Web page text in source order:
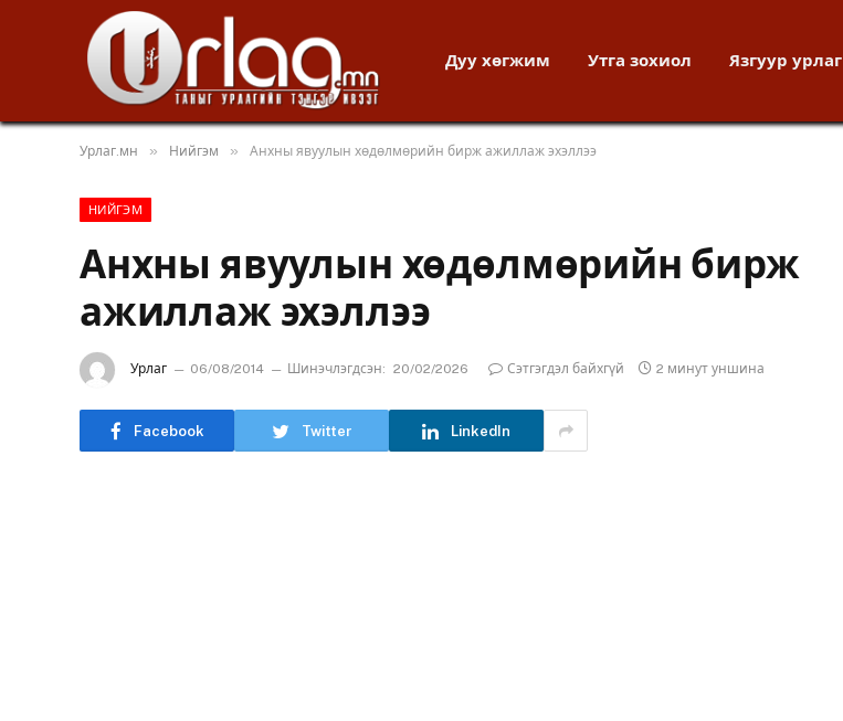
Дуу хөгжим Утга зохиол Язгуур урлаг
Урлаг.мн » Нийгэм » Анхны явуулын хөдөлмөрийн бирж ажиллаж эхэллээ
НИЙГЭМ
Анхны явуулын хөдөлмөрийн бирж
ажиллаж эхэллээ
Урлаг 06/08/2014 Шинэчлэгдсэн: 20/02/2026 Сэтгэгдэл байхгүй 2 минут уншина
Facebook Twitter LinkedIn